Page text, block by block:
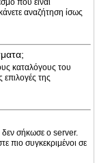
που είναι
αναζήτηση ίσως
καταλόγους του
επιλογές της
σήκωσε ο server.
πιο συγκεκριμένοι σε